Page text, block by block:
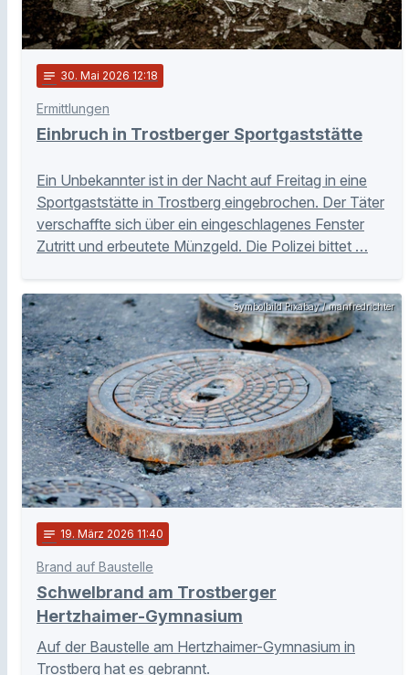
notes 30. Mai 2026 12:18
Ermittlungen
Einbruch in Trostberger Sportgaststätte
Ein Unbekannter ist in der Nacht auf Freitag in eine
Sportgaststätte in Trostberg eingebrochen. Der Täter
verschaffte sich über ein eingeschlagenes Fenster
Zutritt und erbeutete Münzgeld. Die Polizei bittet …
Symbolbild Pixabay / manfredrichter
notes 19. März 2026 11:40
Brand auf Baustelle
Schwelbrand am Trostberger
Hertzhaimer-Gymnasium
Auf der Baustelle am Hertzhaimer-Gymnasium in
Trostberg hat es gebrannt.